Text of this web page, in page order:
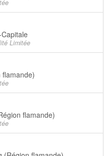
Limitée
flamande)
flamande)